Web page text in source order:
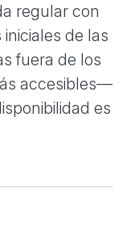
regular con
de las
fuera de los
accesibles—
es